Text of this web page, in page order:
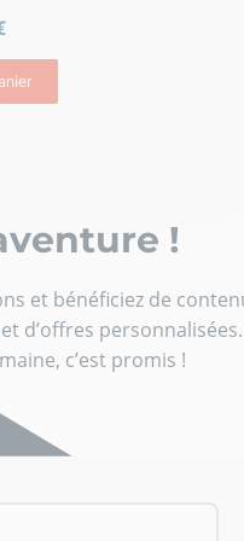
!
et bénéficiez de
d’offres personnalisées.
c’est promis !